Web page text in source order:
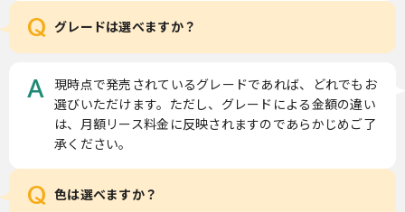
Q グレードは選べますか？
A
現時点で発売されているグレードであれば、どれでもお
選びいただけます。ただし、グレードによる金額の違い
は、月額リース料金に反映されますのであらかじめご了
承ください。
Q 色は選べますか？